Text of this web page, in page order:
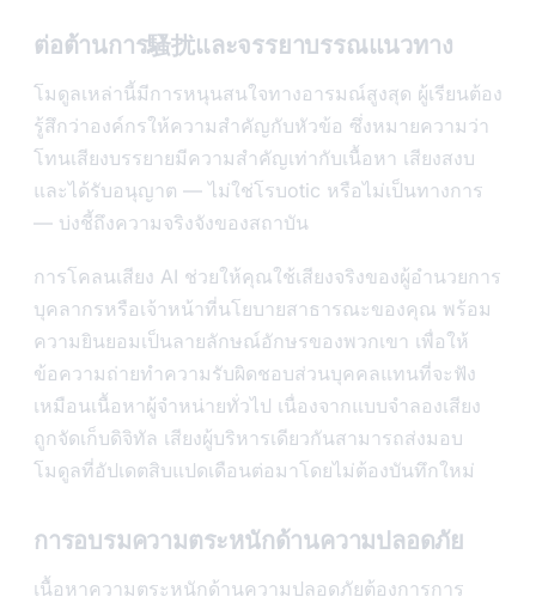
ต่อต้านการ騷扰และจรรยาบรรณแนวทาง
โมดูลเหล่านี้มีการหนุนสนใจทางอารมณ์สูงสุด ผู้เรียนต้อง
รู้สึกว่าองค์กรให้ความสำคัญกับหัวข้อ ซึ่งหมายความว่า
โทนเสียงบรรยายมีความสำคัญเท่ากับเนื้อหา เสียงสงบ
และได้รับอนุญาต — ไม่ใช่โรบotic หรือไม่เป็นทางการ
— บ่งชี้ถึงความจริงจังของสถาบัน
การโคลนเสียง AI ช่วยให้คุณใช้เสียงจริงของผู้อำนวยการ
บุคลากรหรือเจ้าหน้าที่นโยบายสาธารณะของคุณ พร้อม
ความยินยอมเป็นลายลักษณ์อักษรของพวกเขา เพื่อให้
ข้อความถ่ายทำความรับผิดชอบส่วนบุคคลแทนที่จะฟัง
เหมือนเนื้อหาผู้จำหน่ายทั่วไป เนื่องจากแบบจำลองเสียง
ถูกจัดเก็บดิจิทัล เสียงผู้บริหารเดียวกันสามารถส่งมอบ
โมดูลที่อัปเดตสิบแปดเดือนต่อมาโดยไม่ต้องบันทึกใหม่
การอบรมความตระหนักด้านความปลอดภัย
เนื้อหาความตระหนักด้านความปลอดภัยต้องการการ